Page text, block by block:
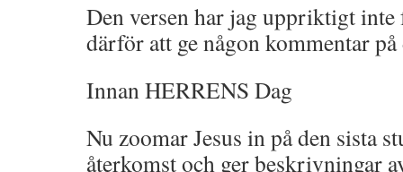
Den versen har jag uppriktigt
därför att ge någon kommentar på
Innan HERRENS Dag
Nu zoomar Jesus in på den sista
återkomst och ger beskrivningar